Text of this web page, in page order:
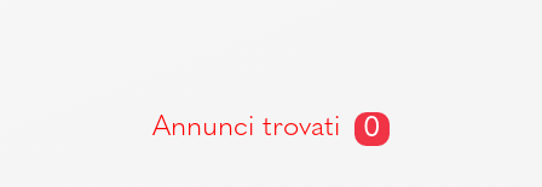
Annunci trovati 0